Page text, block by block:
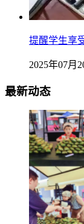
提醒学生享
2025年07月
最新动态